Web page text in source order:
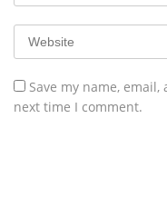
Save my name,
next time I comment.